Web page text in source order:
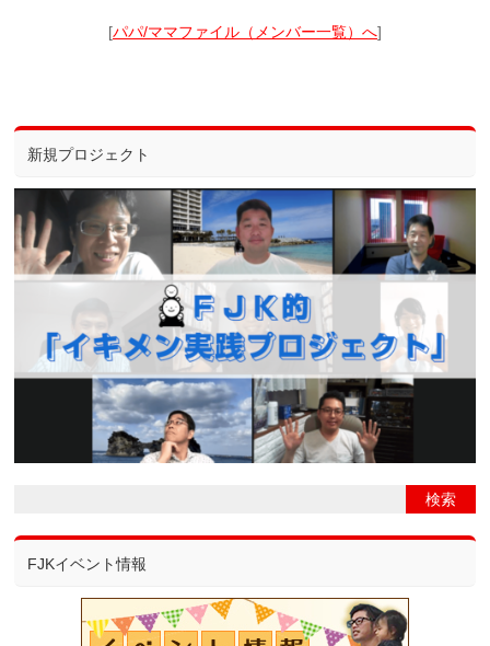
[パパ/ママファイル（メンバー一覧）へ]
新規プロジェクト
FJKイベント情報